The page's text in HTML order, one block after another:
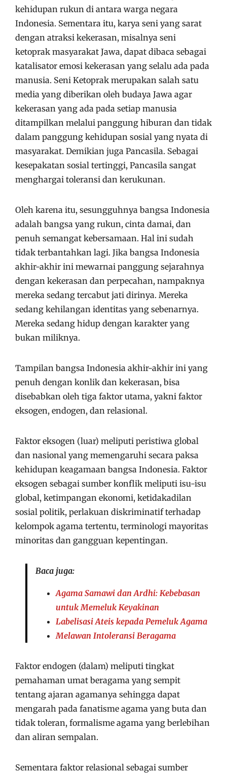
kehidupan rukun di antara warga negara
Indonesia. Sementara itu, karya seni yang sarat
dengan atraksi kekerasan, misalnya seni
ketoprak masyarakat Jawa, dapat dibaca sebagai
katalisator emosi kekerasan yang selalu ada pada
manusia. Seni Ketoprak merupakan salah satu
media yang diberikan oleh budaya Jawa agar
kekerasan yang ada pada setiap manusia
ditampilkan melalui panggung hiburan dan tidak
dalam panggung kehidupan sosial yang nyata di
masyarakat. Demikian juga Pancasila. Sebagai
kesepakatan sosial tertinggi, Pancasila sangat
menghargai toleransi dan kerukunan.
Oleh karena itu, sesungguhnya bangsa Indonesia
adalah bangsa yang rukun, cinta damai, dan
penuh semangat kebersamaan. Hal ini sudah
tidak terbantahkan lagi. Jika bangsa Indonesia
akhir-akhir ini mewarnai panggung sejarahnya
dengan kekerasan dan perpecahan, nampaknya
mereka sedang tercabut jati dirinya. Mereka
sedang kehilangan identitas yang sebenarnya.
Mereka sedang hidup dengan karakter yang
bukan miliknya.
Tampilan bangsa Indonesia akhir-akhir ini yang
penuh dengan konlik dan kekerasan, bisa
disebabkan oleh tiga faktor utama, yakni faktor
eksogen, endogen, dan relasional.
Faktor eksogen (luar) meliputi peristiwa global
dan nasional yang memengaruhi secara paksa
kehidupan keagamaan bangsa Indonesia. Faktor
eksogen sebagai sumber konflik meliputi isu-isu
global, ketimpangan ekonomi, ketidakadilan
sosial politik, perlakuan diskriminatif terhadap
kelompok agama tertentu, terminologi mayoritas
minoritas dan gangguan kepentingan.
Baca juga:
Agama Samawi dan Ardhi: Kebebasan
untuk Memeluk Keyakinan
Labelisasi Ateis kepada Pemeluk Agama
Melawan Intoleransi Beragama
Faktor endogen (dalam) meliputi tingkat
pemahaman umat beragama yang sempit
tentang ajaran agamanya sehingga dapat
mengarah pada fanatisme agama yang buta dan
tidak toleran, formalisme agama yang berlebihan
dan aliran sempalan.
Sementara faktor relasional sebagai sumber